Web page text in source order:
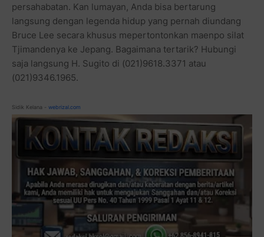
persahabatan. Kan lumayan, Anda bisa bertarung
langsung dengan legenda hidup yang pernah diundang
Bruce Lee secara khusus mepertontonkan maenpo silat
Tjimandenya ke Jepang. Bagaimana tertarik? Hubungi
saja langsung H. Sugito di (021)9618.3371 atau
(021)9346.1965.
Sidik Kelana - webrizal.com